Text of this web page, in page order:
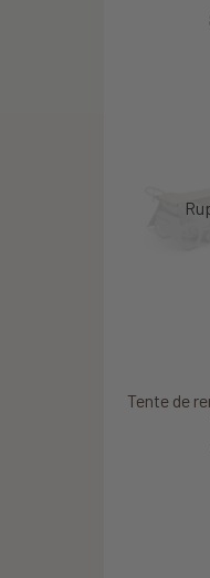
Tente de